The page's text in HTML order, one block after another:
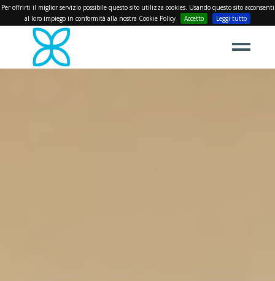
Per offrirti il miglior servizio possibile questo sito utilizza cookies. Usando questo sito acconsenti
al loro impiego in conformità alla nostra Cookie Policy
Accetto Leggi tutto